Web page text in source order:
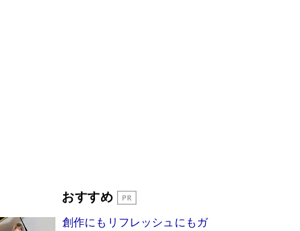
開発への関心を押し上げた18年の物語に幕 特装
Book Bang
おすすめ
創作にもリフレッシュにもガ